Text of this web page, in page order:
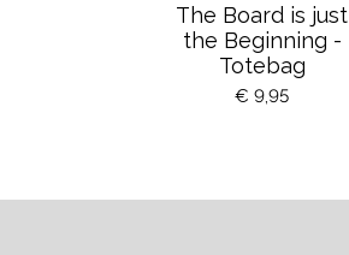
The Board is just
the Beginning -
Totebag
€ 9,95